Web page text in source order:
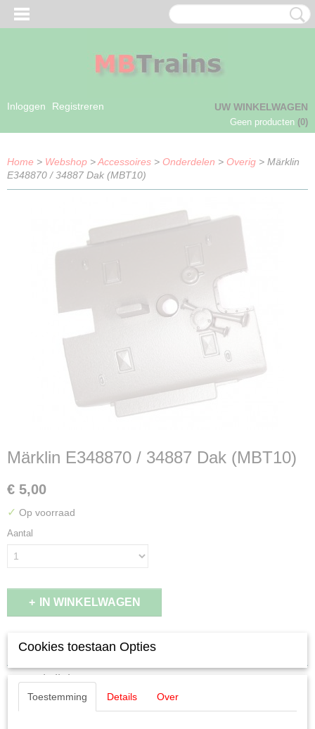
Inloggen Registreren UW WINKELWAGEN
Geen producten (0)
Home > Webshop >Accessoires > Onderdelen > Overig > Märklin
E348870 / 34887 Dak (MBT10)
Märklin E348870 / 34887 Dak (MBT10)
€ 5,00
✓ Op voorraad
Aantal
IN WINKELWAGEN
Specificaties
Productcode leverancier
Omschrijving
Märklin E348870 / 34887 Dak
Cookies toestaan Opties
Toestemming Details Over